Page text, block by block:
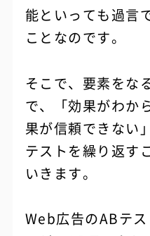
能といっても過言
ことなのです。
そこで、要素をな
で、「効果がわか
果が信頼できない
テストを繰り返す
いきます。
Web広告のABテ